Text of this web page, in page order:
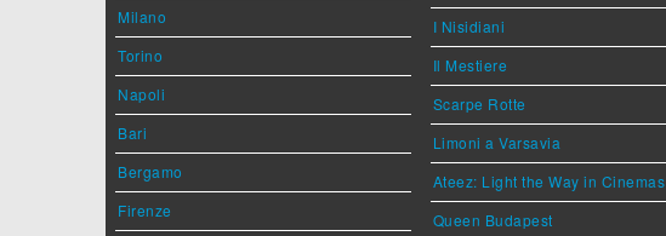
Milano
Torino
Napoli
Bari
Bergamo
Firenze
I Nisidiani
Il Mestiere
Scarpe Rotte
Limoni a Varsavia
Ateez: Light the Way in Cinemas
Queen Budapest